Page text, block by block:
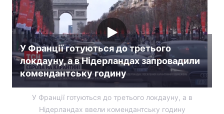
Контакти
Послуги
У Франції готуються до третього
локдауну, а в Нідерландах запровадили
комендантську годину
У Франції готуються до третього локдауну, а в
Нідерландах ввели комендантську годину